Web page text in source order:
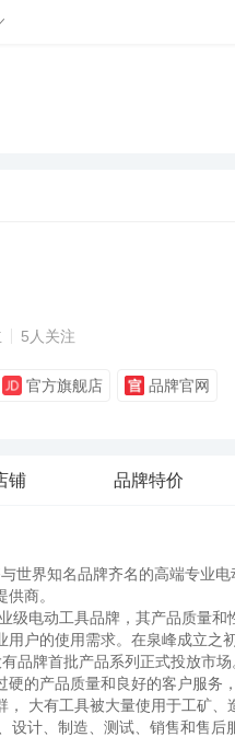
5 人关注
官方旗舰店 品牌官网
铺 品牌特价
世界知名品牌齐名的高端专业
供商。
电动工具品牌，其产品质量和
户的使用需求。在泉峰成立之
品牌首批产品系列正式投放市
的产品质量和良好的客户服务
大有工具被大量使用于工矿、
计、制造、测试、销售和售后